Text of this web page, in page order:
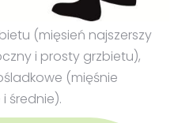
(mięsień najszerszy
i prosty grzbietu),
(mięśnie
średnie).